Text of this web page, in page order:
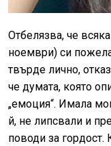
Отбелязва, че
ноември) си
твърде лично,
че думата, която
„емоция“. Имала
й, не липсвали и
поводи за гордост.